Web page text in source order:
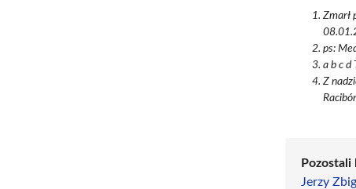
Zmarł
ps:
a b c d
Z
Pozostali
Jerzy